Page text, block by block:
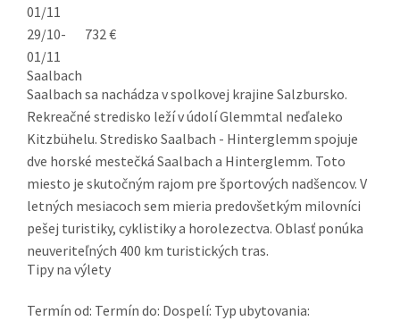
01/11
29/10-
01/11
732 €
Saalbach
Saalbach sa nachádza v spolkovej krajine Salzbursko.
Rekreačné stredisko leží v údolí Glemmtal neďaleko
Kitzbühelu. Stredisko Saalbach - Hinterglemm spojuje
dve horské mestečká Saalbach a Hinterglemm. Toto
miesto je skutočným rajom pre športových nadšencov. V
letných mesiacoch sem mieria predovšetkým milovníci
pešej turistiky, cyklistiky a horolezectva. Oblasť ponúka
neuveriteľných 400 km turistických tras.
Tipy na výlety
Termín od: Termín do: Dospelí: Typ ubytovania: